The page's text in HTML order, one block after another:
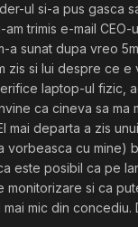
ul si-a pus gasca
am trimis e-mail
a sunat dupa vreo
zis si lui despre ce e
laptop-ul fizic,
ca cineva sa ma
mai departa a zis
vorbeasca cu mine)
este posibil ca pe
monitorizare si ca
mic din concediu.